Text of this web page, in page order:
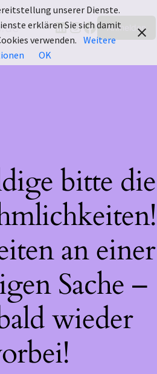
LinkedIn
Instagram
Facebook
Anmelden
bitte die
an einer
Sache –
wieder
unserer Dienste.
erklären Sie sich damit
verwenden. Weitere
OK